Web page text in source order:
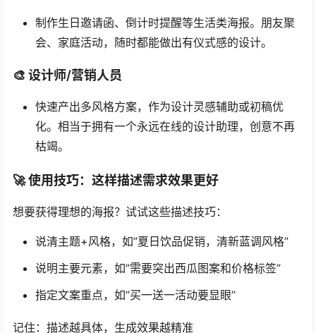
制作生日邀请函、倒计时提醒等生活类海报。朋友聚
会、家庭活动，随时都能做出有仪式感的设计。
🎨 设计师/营销人员
快速产出多风格方案，作为设计灵感辅助或初稿优
化。相当于拥有一个永远在线的设计助理，创意不再
枯竭。
🚀 使用技巧：这样描述需求效果更好
想要获得理想的海报？试试这些描述技巧：
说清主题+风格，如”夏日饮品促销，清新蓝调风格”
说明主要元素，如”需要突出西瓜图案和价格标签”
指定文案重点，如”买一送一活动要显眼”
记住：描述越具体，生成效果越精准